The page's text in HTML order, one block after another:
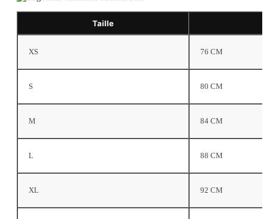
Taille
XS 76 CM
S 80 CM
M 84 CM
L 88 CM
XL 92 CM